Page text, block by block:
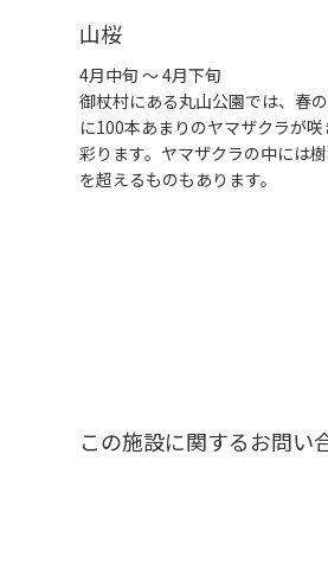
山桜
4月中旬 ～ 4月下旬
御杖村にある丸山公園では、春
に100本あまりのヤマザクラが咲
彩ります。ヤマザクラの中には
を超えるものもあります。
この施設に関するお問い